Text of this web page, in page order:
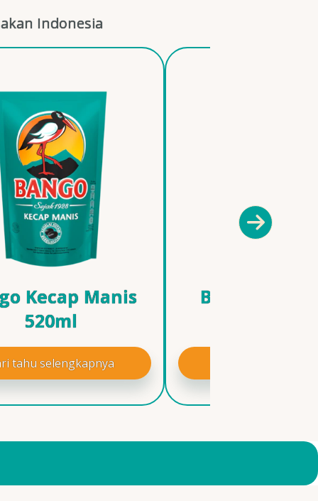
Indonesia
Kecap Manis
520ml
tahu selengkapnya
Bango Less